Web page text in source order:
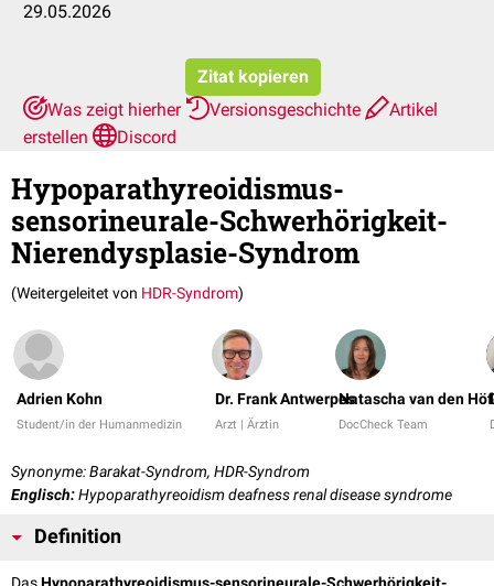
29.05.2026
Zitat kopieren
Was zeigt hierher
Versionsgeschichte
Artikel
erstellen
Discord
Hypoparathyreoidismus-
sensorineurale-Schwerhörigkeit-
Nierendysplasie-Syndrom
(Weitergeleitet von HDR-Syndrom)
Adrien Kohn
Student/in der Humanmedizin
Dr. Frank Antwerpes
Arzt | Ärztin
Natascha van den
DocCheck Team
Synonyme: Barakat-Syndrom, HDR-Syndrom
Englisch:Hypoparathyreoidism deafness renal disease syndrome
Definition